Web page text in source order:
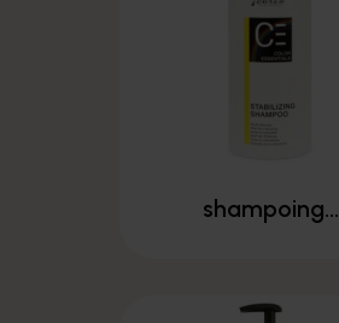
shampoing...